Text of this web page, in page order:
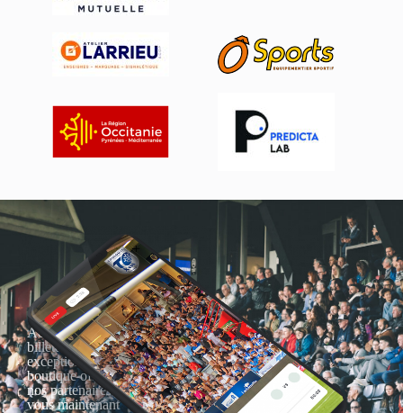
Actualités, nouveautés,
billetterie, remises
exceptionnelles dans la
boutique officielles & chez
nos partenaires… Inscrivez-
vous maintenant